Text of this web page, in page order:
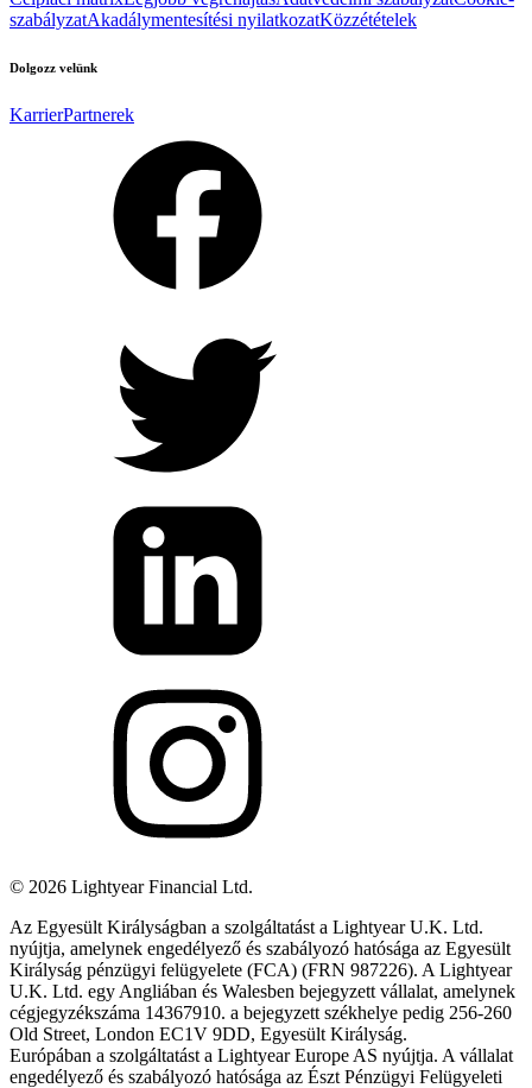
szabályzatAkadálymentesítési nyilatkozatKözzétételek
Dolgozz velünk
KarrierPartnerek
© 2026 Lightyear Financial Ltd.
Az Egyesült Királyságban a szolgáltatást a Lightyear U.K. Ltd.
nyújtja, amelynek engedélyező és szabályozó hatósága az Egyesült
Királyság pénzügyi felügyelete (FCA) (FRN 987226). A Lightyear
U.K. Ltd. egy Angliában és Walesben bejegyzett vállalat, amelynek
cégjegyzékszáma 14367910. a bejegyzett székhelye pedig 256-260
Old Street, London EC1V 9DD, Egyesült Királyság.
Európában a szolgáltatást a Lightyear Europe AS nyújtja. A vállalat
engedélyező és szabályozó hatósága az Észt Pénzügyi Felügyeleti